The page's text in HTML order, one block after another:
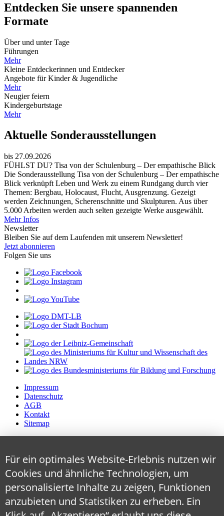
Entdecken Sie unsere spannenden
Formate
Über und unter Tage
Führungen
Mehr
Kleine Entdeckerinnen und Entdecker
Angebote für Kinder & Jugendliche
Mehr
Neugier feiern
Kindergeburtstage
Mehr
Aktuelle Sonderausstellungen
bis 27.09.2026
FÜHLST DU? Tisa von der Schulenburg – Der empathische Blick
Die Sonderausstellung Tisa von der Schulenburg – Der empathische
Blick verknüpft Leben und Werk zu einem Rundgang durch vier
Themen: Bergbau, Holocaust, Flucht, Ausgrenzung. Gezeigt
werden Zeichnungen, Scherenschnitte und Skulpturen. Aus über
5.000 Arbeiten werden auch selten gezeigte Werke ausgewählt.
Mehr Infos
Newsletter
Bleiben Sie auf dem Laufenden mit unserem Newsletter!
Jetzt abonnieren
Folgen Sie uns
Impressum
Datenschutz
AGB
Kontakt
Sitemap
Für ein optimales Website-Erlebnis nutzen wir
Cookies und ähnliche Technologien, um
personalisierte Inhalte zu zeigen, Funktionen
anzubieten und Statistiken zu erheben. Ein